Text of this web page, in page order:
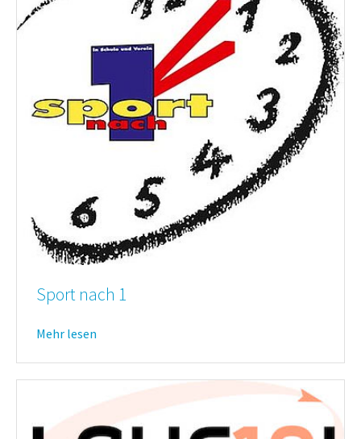
Sport nach 1
Mehr lesen